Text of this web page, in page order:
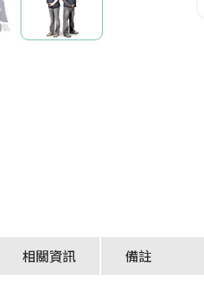
相關資訊 備註